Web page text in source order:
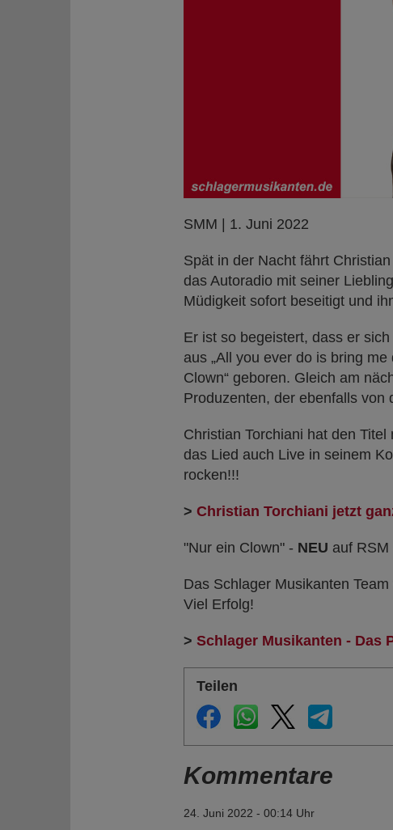
SMM | 1. Juni 2022
Spät in der Nacht fährt
das Autoradio mit seiner
Müdigkeit sofort beseitigt und
Er ist so begeistert, dass er
aus „All you ever do is bring
Clown“ geboren. Gleich am
Produzenten, der ebenfalls von
Christian Torchiani hat den
das Lied auch Live in seinem
rocken!!!
> Christian Torchiani jetzt
"Nur ein Clown" - NEU auf RSM
Das Schlager Musikanten
Viel Erfolg!
> Schlager Musikanten - Das
Teilen
Kommentare
24. Juni 2022 - 00:14 Uhr